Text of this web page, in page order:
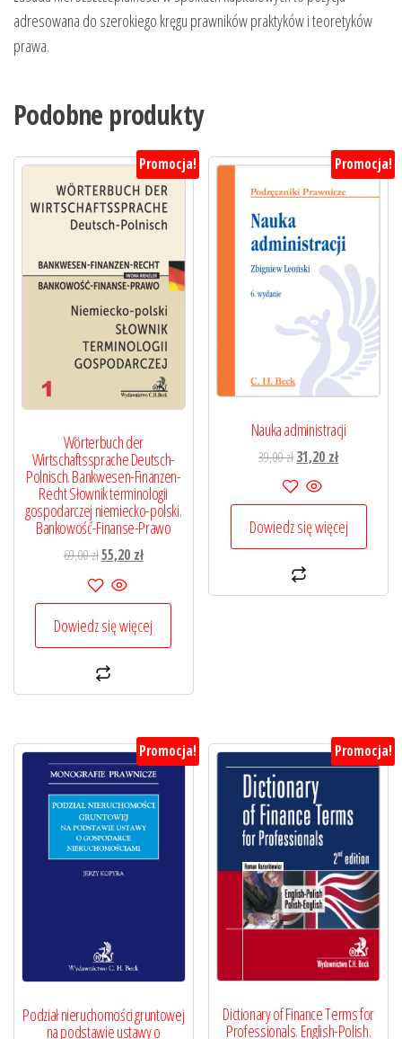
adresowana do szerokiego kręgu prawników praktyków i teoretyków
prawa.
Podobne produkty
Promocja!
Wörterbuch der
Wirtschaftssprache Deutsch-
Polnisch. Bankwesen-Finanzen-
Recht Słownik terminologii
gospodarczej niemiecko-polski.
Bankowość-Finanse-Prawo
69,00złPierwotna
cena
wynosiła:
69,00 zł.
55,20 złAktualna
55,20 zł.
Dowiedz się więcej
Promocja!
Nauka administracji
39,00złPierwotna
cena
wynosiła:
39,00 zł.
31,20 złAktualna
31,20 zł.
Dowiedz się więcej
Promocja!
Podział nieruchomości gruntowej
na podstawie ustawy o
Promocja!
Dictionary of Finance Terms for
Professionals. English-Polish.